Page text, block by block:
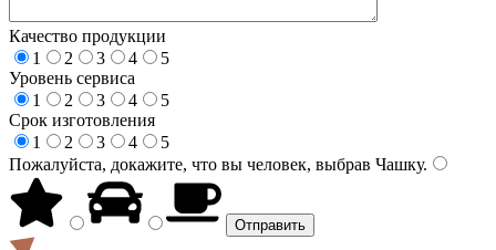
Качество продукции
1
2 3 4
5
Уровень сервиса
1
2 3 4
5
Срок изготовления
1
2 3 4
5
Пожалуйста, докажите, что вы человек, выбрав Чашку.